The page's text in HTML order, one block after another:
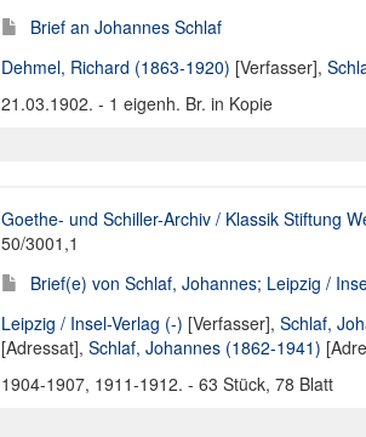
Brief an Johannes Schlaf
Dehmel, Richard (1863-1920) [Verfasser],
21.03.1902. - 1 eigenh. Br. in Kopie
Goethe- und Schiller-Archiv / Klassik Stiftung
50/3001,1
Brief(e) von Schlaf, Johannes; Leipzig /
Leipzig / Insel-Verlag (-) [Verfasser], Schlaf,
[Adressat], Schlaf, Johannes (1862-1941)
1904-1907, 1911-1912. - 63 Stück, 78 Blatt